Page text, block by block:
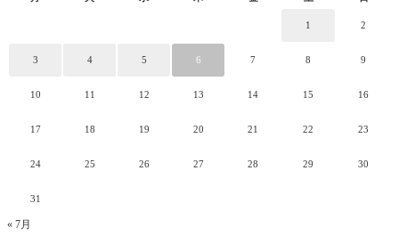
1 2
3 4 5 6 7 8 9
10 11 12 13 14 15 16
17 18 19 20 21 22 23
24 25 26 27 28 29 30
31
« 7月